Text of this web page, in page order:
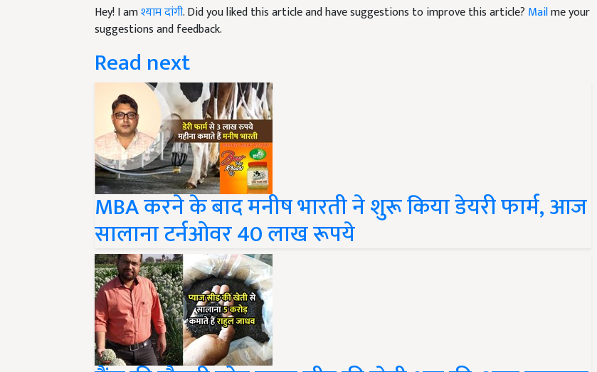
suggestions and feedback.
Read next
MBA करने के बाद मनीष भारती ने शुरू किया डेयरी फार्म, आज
सालाना टर्नओवर 40 लाख रूपये
बैंक की नौकरी छोड़ प्याज सीड की खेती शुरू की, आज सालाना